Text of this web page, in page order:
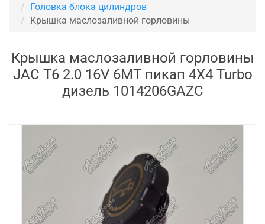
Головка блока цилиндров
Крышка маслозаливной горловины
Крышка маслозаливной горловины
JAC T6 2.0 16V 6MT пикап 4X4 Turbo
дизель 1014206GAZC